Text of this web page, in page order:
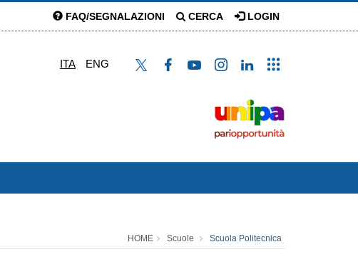
FAQ/SEGNALAZIONI CERCA LOGIN
ITA ENG
HOME Scuole Scuola Politecnica